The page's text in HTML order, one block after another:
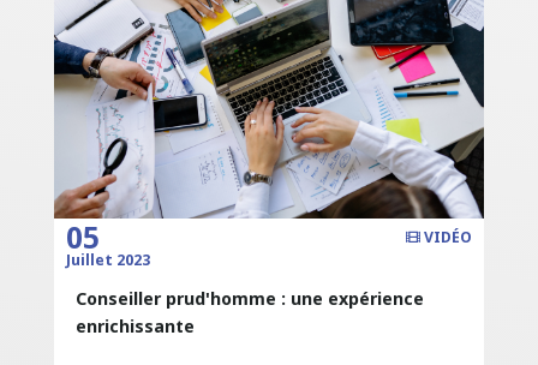
VIDÉO
05
Juillet 2023
Conseiller prud'homme : une expérience
enrichissante